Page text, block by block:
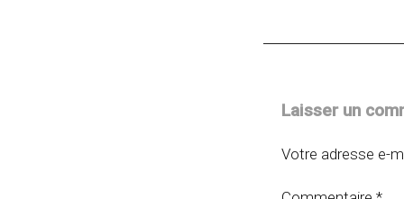
Laisser un
Votre adresse e-